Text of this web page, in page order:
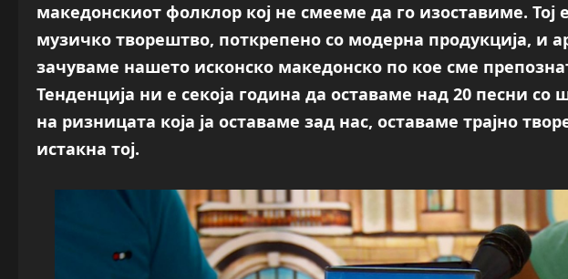
македонскиот фолклор кој не смееме да го изоставиме.
музичко творештво, поткрепено со модерна продукција, и
зачуваме нашето исконско македонско по кое сме
Тенденција ни е секоја година да оставаме над 20 песни
на ризницата која ја оставаме зад нас, оставаме трајно
истакна тој.